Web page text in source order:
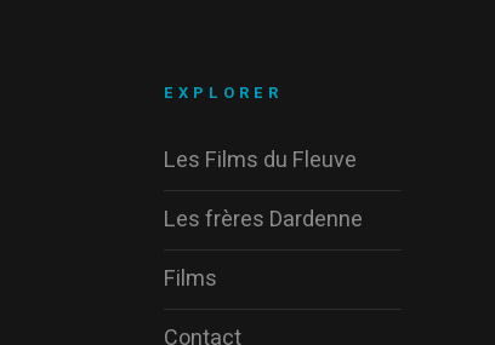
EXPLORER
Les Films du Fleuve
Les frères Dardenne
Films
Contact